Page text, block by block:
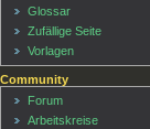
Glossar
Zufällige Seite
Vorlagen
Community
Forum
Arbeitskreise